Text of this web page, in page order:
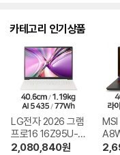
카테고리 인기상품
LG전자 2026 그램
프로16 16Z95U-G
S5WK
2,080,840원
MSI
+